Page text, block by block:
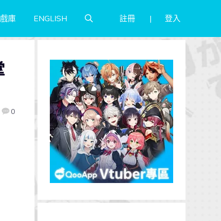
庫 ENGLISH 註冊 登入
0